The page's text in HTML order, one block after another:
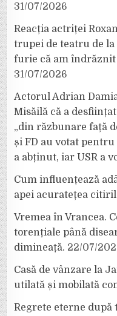
31/07/2026
Reacția actriței
trupei de teatru de la
furie că am îndrăznit
31/07/2026
Actorul Adrian
Misăilă că a
„din răzbunare față
și FD au votat
a abținut, iar USR a
Cum influențează
apei acuratețea
Vremea în Vrancea.
torențiale până
dimineață. 22/07/
Casă de vânzare la
utilată și mobilată
Regrete eterne după